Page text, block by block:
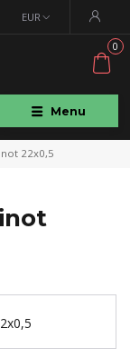
Menu
EUR
0
22x0,5